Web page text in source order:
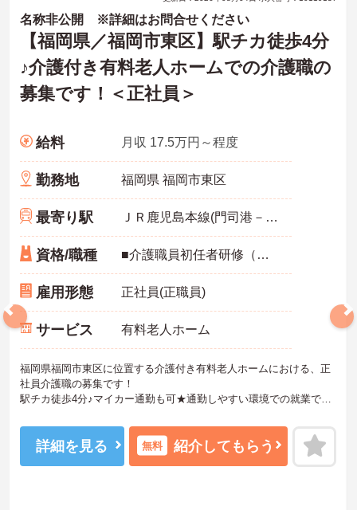
名称非公開 ※詳細はお問合せください
【福岡県／福岡市東区】駅チカ徒歩4分
♪介護付き有料老人ホームでの介護職の
募集です！＜正社員＞
給料 月収 17.5万円～程度
勤務地 福岡県 福岡市東区
最寄り駅 ＪＲ鹿児島本線(門司港－八代)
資格/職種 ■介護職員初任者研修（ヘルパー2級）以上、介護福祉士 いずれか必須■経験1年以上必須
雇用形態 正社員(正職員)
サービス 有料老人ホーム
福岡県福岡市東区に位置する介護付き有料老人ホームにおける、正
社員介護職の募集です！
駅チカ徒歩4分♪マイカー通勤も可★通勤しやすい環境での就業で
ご興味ある方には、面接対策ポイントなど、さらに詳細をお話しい
たしますのでお気軽にご相談ください。
詳細を見る 無料 紹介してもらう